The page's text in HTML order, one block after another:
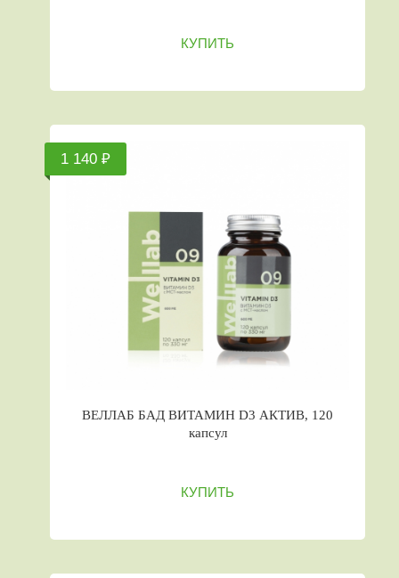
КУПИТЬ
1 140 ₽
ВЕЛЛАБ БАД ВИТАМИН D3 АКТИВ, 120
капсул
КУПИТЬ